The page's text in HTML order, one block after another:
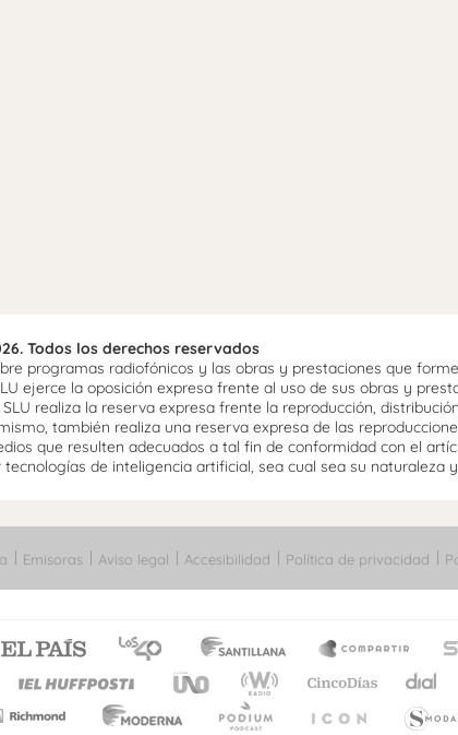
Todos los derechos reservados
programas radiofónicos y las obras y prestaciones que
ejerce la oposición expresa frente al uso de sus obras y
SLU realiza la reserva expresa frente la reproducción,
también realiza una reserva expresa de las
que resulten adecuados a tal fin de conformidad con el
de inteligencia artificial, sea cual sea su naturaleza
Emisoras Aviso legal Accesibilidad Política de privacidad